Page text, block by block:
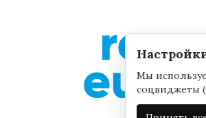
Мы
соцвиджеты